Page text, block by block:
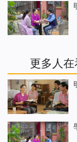
更多人在